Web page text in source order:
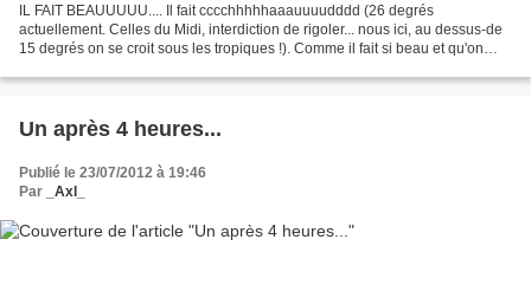
IL FAIT BEAUUUUU.... Il fait cccchhhhhaaauuuudddd (26 degrés
actuellement. Celles du Midi, interdiction de rigoler... nous ici, au dessus-de
15 degrés on se croit sous les tropiques !). Comme il fait si beau et qu'on
Un après 4 heures...
Publié le 23/07/2012 à 19:46
Par
_Axl_